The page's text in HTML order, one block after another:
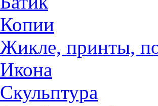
Копии
Жикле, принты,
Икона
Скульптура